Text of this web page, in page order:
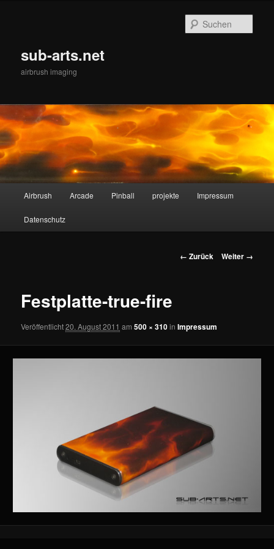
sub-arts.net
airbrush imaging
Airbrush Arcade Pinball projekte Impressum
Datenschutz
Bilder-
← Zurück Weiter →
Festplatte-true-fire
Veröffentlicht20. August 2011 am500 × 310inImpressum